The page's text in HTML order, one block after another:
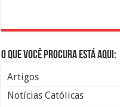
O que você procura está aqui:
Artigos
Notícias Católicas